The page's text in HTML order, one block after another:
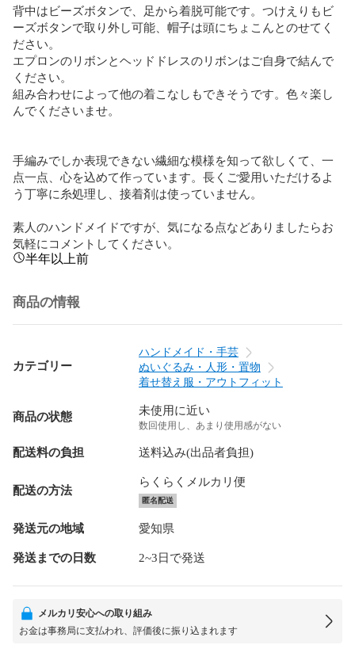
背中はビーズボタンで、足から着脱可能です。つけえりもビ
ーズボタンで取り外し可能、帽子は頭にちょこんとのせてく
ださい。
エプロンのリボンとヘッドドレスのリボンはご自身で結んで
ください。
組み合わせによって他の着こなしもできそうです。色々楽し
んでくださいませ。
手編みでしか表現できない繊細な模様を知って欲しくて、一
点一点、心を込めて作っています。長くご愛用いただけるよ
う丁寧に糸処理し、接着剤は使っていません。
素人のハンドメイドですが、気になる点などありましたらお
気軽にコメントしてください。
半年以上前
商品の情報
カテゴリー
ハンドメイド・手芸
ぬいぐるみ・人形・置物
着せ替え服・アウトフィット
商品の状態 未使用に近い
数回使用し、あまり使用感がない
配送料の負担 送料込み(出品者負担)
配送の方法
らくらくメルカリ便
匿名配送
発送元の地域 愛知県
発送までの日数 2~3日で発送
メルカリ安心への取り組み
お金は事務局に支払われ、評価後に振り込まれます